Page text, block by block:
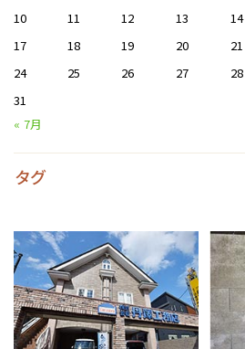
10
11 12 13 14
17
18 19 20 21
24
25 26 27 28
31
« 7月
タグ